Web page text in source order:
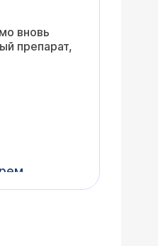
вновь
препарат,
или